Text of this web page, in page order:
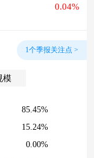
0.04%
1个季报关注点 >
模
85.45%
15.24%
0.00%